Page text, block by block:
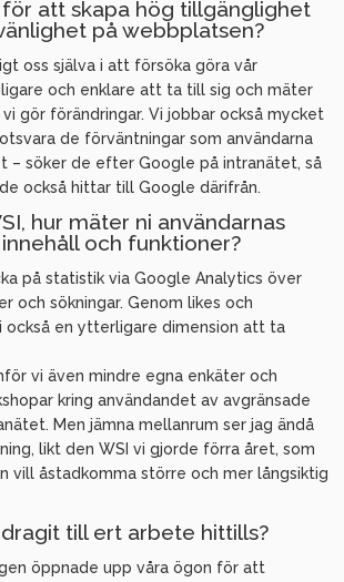
att skapa hög tillgänglighet
på webbplatsen?
oss själva i att försöka göra vår
och enklare att ta till sig och mäter
gör förändringar. Vi jobbar också mycket
de förväntningar som användarna
– söker de efter Google på intranätet, så
också hittar till Google därifrån.
hur mäter ni användarnas
och funktioner?
på statistik via Google Analytics över
och sökningar. Genom likes och
också en ytterligare dimension att ta
vi även mindre egna enkäter och
kring användandet av avgränsade
Men jämna mellanrum ser jag ändå
likt den WSI vi gjorde förra året, som
vill åstadkomma större och mer långsiktig
till ert arbete hittills?
öppnade upp våra ögon för att